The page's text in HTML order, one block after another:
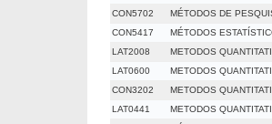
CON5702
MÉTODOS DE
CON5417
MÉTODOS
LAT2008
METODOS
LAT0600
METODOS
CON3202
METODOS
LAT0441
METODOS